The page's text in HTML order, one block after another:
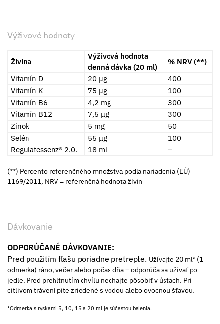
Výživové hodnoty
Živina
Výživová hodnota
denná dávka (20 ml)
% NRV (**)
Vitamín D
20 μg
400
Vitamín K
75 μg
100
Vitamín B6
4,2 mg
300
Vitamín B12
7,5 μg
300
Zinok
5 mg
50
Selén
55 μg
100
Regulatessenz® 2.0.
18 ml –
(**) Percento referenčného množstva podľa nariadenia (EÚ)
1169/2011, NRV = referenčná hodnota živín
Dávkovanie
ODPORÚČANÉ DÁVKOVANIE:
Pred použitím fľašu poriadne pretrepte. Užívajte 20 ml* (1
odmerka) ráno, večer alebo počas dňa – odporúča sa užívať po
jedle. Pred prehltnutím chvíľu nechajte pôsobiť v ústach. Pri
citlivom trávení pite zriedené s vodou alebo ovocnou šťavou.
*Odmerka s ryskami 5, 10, 15 a 20 ml je súčasťou balenia.